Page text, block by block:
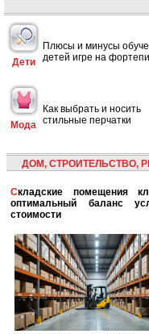
Дети
Плюсы и минусы
детей игре на
Мода
Как выбрать и носить
стильные перчатки
ДОМ, СТРОИТЕЛЬСТВО,
Складские помещения класса B:
оптимальный баланс
стоимости